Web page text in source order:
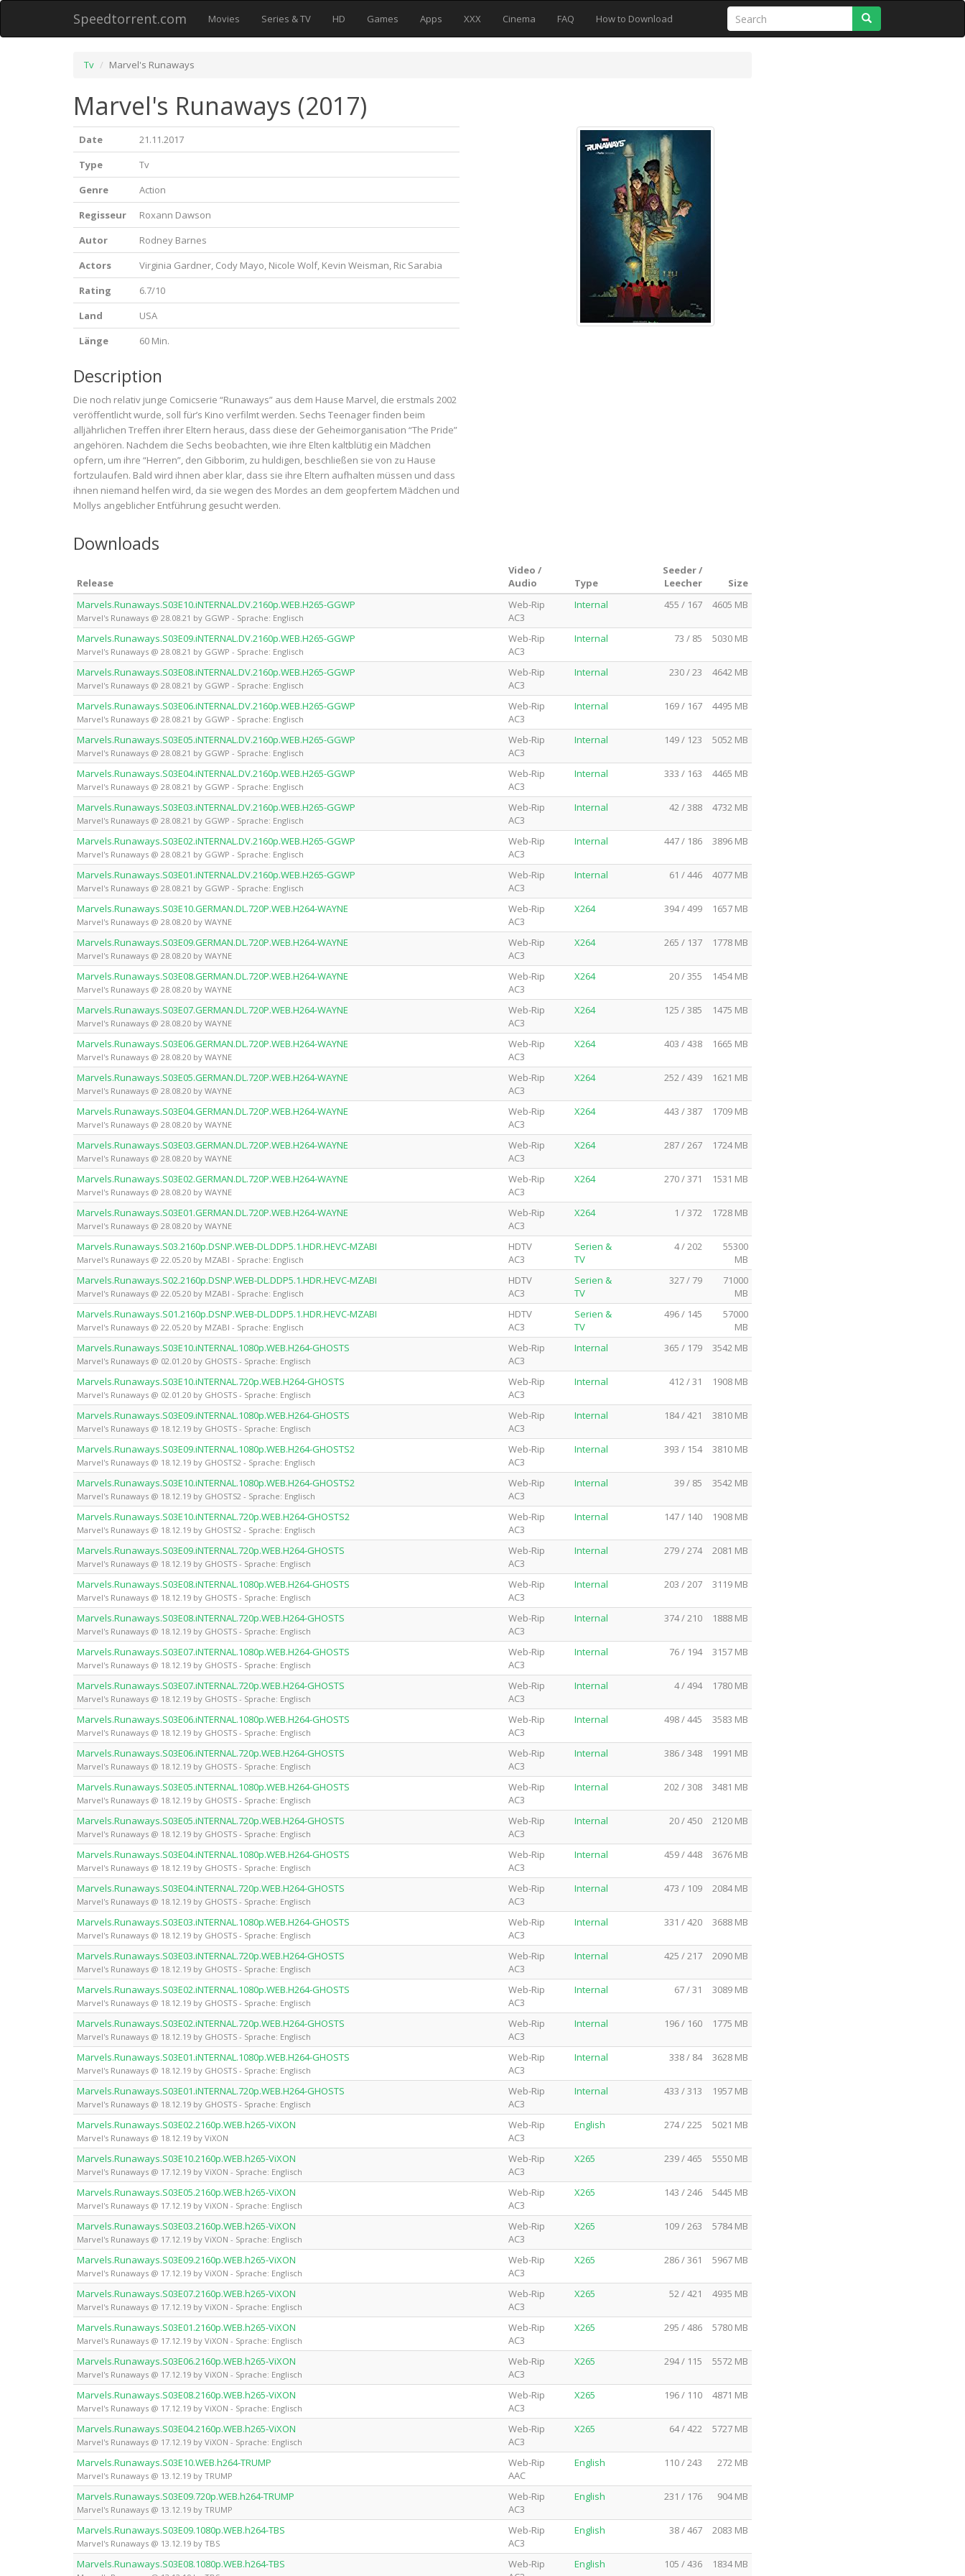
Speedtorrent.com Movies Series & TV HD Games Apps XXX Cinema FAQ How to Download
Tv Marvel's Runaways
Marvel's Runaways (2017)
Date
21.11.2017
Type
Tv
Genre
Action
Regisseur
Roxann Dawson
Autor
Rodney Barnes
Actors
Virginia Gardner, Cody Mayo, Nicole Wolf, Kevin Weisman, Ric Sarabia
Rating
6.7/10
Land
USA
Länge
60 Min.
Description
Die noch relativ junge Comicserie “Runaways” aus dem Hause Marvel, die erstmals 2002
veröffentlicht wurde, soll für’s Kino verfilmt werden. Sechs Teenager finden beim
alljährlichen Treffen ihrer Eltern heraus, dass diese der Geheimorganisation “The Pride”
angehören. Nachdem die Sechs beobachten, wie ihre Elten kaltblütig ein Mädchen
opfern, um ihre “Herren”, den Gibborim, zu huldigen, beschließen sie von zu Hause
fortzulaufen. Bald wird ihnen aber klar, dass sie ihre Eltern aufhalten müssen und dass
ihnen niemand helfen wird, da sie wegen des Mordes an dem geopfertem Mädchen und
Mollys angeblicher Entführung gesucht werden.
Downloads
Release
Video /
Audio
Type
Seeder /
Leecher
Size
Marvels.Runaways.S03E10.iNTERNAL.DV.2160p.WEB.H265-GGWP
Marvel's Runaways @ 28.08.21 by GGWP - Sprache: Englisch
Web-Rip
AC3
Internal 455 / 167 4605 MB
Marvels.Runaways.S03E09.iNTERNAL.DV.2160p.WEB.H265-GGWP
Marvel's Runaways @ 28.08.21 by GGWP - Sprache: Englisch
Web-Rip
AC3
Internal 73 / 85 5030 MB
Marvels.Runaways.S03E08.iNTERNAL.DV.2160p.WEB.H265-GGWP
Marvel's Runaways @ 28.08.21 by GGWP - Sprache: Englisch
Web-Rip
AC3
Internal 230 / 23 4642 MB
Marvels.Runaways.S03E06.iNTERNAL.DV.2160p.WEB.H265-GGWP
Marvel's Runaways @ 28.08.21 by GGWP - Sprache: Englisch
Web-Rip
AC3
Internal 169 / 167 4495 MB
Marvels.Runaways.S03E05.iNTERNAL.DV.2160p.WEB.H265-GGWP
Marvel's Runaways @ 28.08.21 by GGWP - Sprache: Englisch
Web-Rip
AC3
Internal 149 / 123 5052 MB
Marvels.Runaways.S03E04.iNTERNAL.DV.2160p.WEB.H265-GGWP
Marvel's Runaways @ 28.08.21 by GGWP - Sprache: Englisch
Web-Rip
AC3
Internal 333 / 163 4465 MB
Marvels.Runaways.S03E03.iNTERNAL.DV.2160p.WEB.H265-GGWP
Marvel's Runaways @ 28.08.21 by GGWP - Sprache: Englisch
Web-Rip
AC3
Internal 42 / 388 4732 MB
Marvels.Runaways.S03E02.iNTERNAL.DV.2160p.WEB.H265-GGWP
Marvel's Runaways @ 28.08.21 by GGWP - Sprache: Englisch
Web-Rip
AC3
Internal 447 / 186 3896 MB
Marvels.Runaways.S03E01.iNTERNAL.DV.2160p.WEB.H265-GGWP
Marvel's Runaways @ 28.08.21 by GGWP - Sprache: Englisch
Web-Rip
AC3
Internal 61 / 446 4077 MB
Marvels.Runaways.S03E10.GERMAN.DL.720P.WEB.H264-WAYNE
Marvel's Runaways @ 28.08.20 by WAYNE
Web-Rip
AC3
X264 394 / 499 1657 MB
Marvels.Runaways.S03E09.GERMAN.DL.720P.WEB.H264-WAYNE
Marvel's Runaways @ 28.08.20 by WAYNE
Web-Rip
AC3
X264 265 / 137 1778 MB
Marvels.Runaways.S03E08.GERMAN.DL.720P.WEB.H264-WAYNE
Marvel's Runaways @ 28.08.20 by WAYNE
Web-Rip
AC3
X264 20 / 355 1454 MB
Marvels.Runaways.S03E07.GERMAN.DL.720P.WEB.H264-WAYNE
Marvel's Runaways @ 28.08.20 by WAYNE
Web-Rip
AC3
X264 125 / 385 1475 MB
Marvels.Runaways.S03E06.GERMAN.DL.720P.WEB.H264-WAYNE
Marvel's Runaways @ 28.08.20 by WAYNE
Web-Rip
AC3
X264 403 / 438 1665 MB
Marvels.Runaways.S03E05.GERMAN.DL.720P.WEB.H264-WAYNE
Marvel's Runaways @ 28.08.20 by WAYNE
Web-Rip
AC3
X264 252 / 439 1621 MB
Marvels.Runaways.S03E04.GERMAN.DL.720P.WEB.H264-WAYNE
Marvel's Runaways @ 28.08.20 by WAYNE
Web-Rip
AC3
X264 443 / 387 1709 MB
Marvels.Runaways.S03E03.GERMAN.DL.720P.WEB.H264-WAYNE
Marvel's Runaways @ 28.08.20 by WAYNE
Web-Rip
AC3
X264 287 / 267 1724 MB
Marvels.Runaways.S03E02.GERMAN.DL.720P.WEB.H264-WAYNE
Marvel's Runaways @ 28.08.20 by WAYNE
Web-Rip
AC3
X264 270 / 371 1531 MB
Marvels.Runaways.S03E01.GERMAN.DL.720P.WEB.H264-WAYNE
Marvel's Runaways @ 28.08.20 by WAYNE
Web-Rip
AC3
X264 1 / 372 1728 MB
Marvels.Runaways.S03.2160p.DSNP.WEB-DL.DDP5.1.HDR.HEVC-MZABI
Marvel's Runaways @ 22.05.20 by MZABI - Sprache: Englisch
HDTV
AC3
Serien &
TV
4 / 202
55300
MB
Marvels.Runaways.S02.2160p.DSNP.WEB-DL.DDP5.1.HDR.HEVC-MZABI
Marvel's Runaways @ 22.05.20 by MZABI - Sprache: Englisch
HDTV
AC3
Serien &
TV
327 / 79
71000
MB
Marvels.Runaways.S01.2160p.DSNP.WEB-DL.DDP5.1.HDR.HEVC-MZABI
Marvel's Runaways @ 22.05.20 by MZABI - Sprache: Englisch
HDTV
AC3
Serien &
TV
496 / 145
57000
MB
Marvels.Runaways.S03E10.iNTERNAL.1080p.WEB.H264-GHOSTS
Marvel's Runaways @ 02.01.20 by GHOSTS - Sprache: Englisch
Web-Rip
AC3
Internal 365 / 179 3542 MB
Marvels.Runaways.S03E10.iNTERNAL.720p.WEB.H264-GHOSTS
Marvel's Runaways @ 02.01.20 by GHOSTS - Sprache: Englisch
Web-Rip
AC3
Internal 412 / 31 1908 MB
Marvels.Runaways.S03E09.iNTERNAL.1080p.WEB.H264-GHOSTS
Marvel's Runaways @ 18.12.19 by GHOSTS - Sprache: Englisch
Web-Rip
AC3
Internal 184 / 421 3810 MB
Marvels.Runaways.S03E09.iNTERNAL.1080p.WEB.H264-GHOSTS2
Marvel's Runaways @ 18.12.19 by GHOSTS2 - Sprache: Englisch
Web-Rip
AC3
Internal 393 / 154 3810 MB
Marvels.Runaways.S03E10.iNTERNAL.1080p.WEB.H264-GHOSTS2
Marvel's Runaways @ 18.12.19 by GHOSTS2 - Sprache: Englisch
Web-Rip
AC3
Internal 39 / 85 3542 MB
Marvels.Runaways.S03E10.iNTERNAL.720p.WEB.H264-GHOSTS2
Marvel's Runaways @ 18.12.19 by GHOSTS2 - Sprache: Englisch
Web-Rip
AC3
Internal 147 / 140 1908 MB
Marvels.Runaways.S03E09.iNTERNAL.720p.WEB.H264-GHOSTS
Marvel's Runaways @ 18.12.19 by GHOSTS - Sprache: Englisch
Web-Rip
AC3
Internal 279 / 274 2081 MB
Marvels.Runaways.S03E08.iNTERNAL.1080p.WEB.H264-GHOSTS
Marvel's Runaways @ 18.12.19 by GHOSTS - Sprache: Englisch
Web-Rip
AC3
Internal 203 / 207 3119 MB
Marvels.Runaways.S03E08.iNTERNAL.720p.WEB.H264-GHOSTS
Marvel's Runaways @ 18.12.19 by GHOSTS - Sprache: Englisch
Web-Rip
AC3
Internal 374 / 210 1888 MB
Marvels.Runaways.S03E07.iNTERNAL.1080p.WEB.H264-GHOSTS
Marvel's Runaways @ 18.12.19 by GHOSTS - Sprache: Englisch
Web-Rip
AC3
Internal 76 / 194 3157 MB
Marvels.Runaways.S03E07.iNTERNAL.720p.WEB.H264-GHOSTS
Marvel's Runaways @ 18.12.19 by GHOSTS - Sprache: Englisch
Web-Rip
AC3
Internal 4 / 494 1780 MB
Marvels.Runaways.S03E06.iNTERNAL.1080p.WEB.H264-GHOSTS
Marvel's Runaways @ 18.12.19 by GHOSTS - Sprache: Englisch
Web-Rip
AC3
Internal 498 / 445 3583 MB
Marvels.Runaways.S03E06.iNTERNAL.720p.WEB.H264-GHOSTS
Marvel's Runaways @ 18.12.19 by GHOSTS - Sprache: Englisch
Web-Rip
AC3
Internal 386 / 348 1991 MB
Marvels.Runaways.S03E05.iNTERNAL.1080p.WEB.H264-GHOSTS
Marvel's Runaways @ 18.12.19 by GHOSTS - Sprache: Englisch
Web-Rip
AC3
Internal 202 / 308 3481 MB
Marvels.Runaways.S03E05.iNTERNAL.720p.WEB.H264-GHOSTS
Marvel's Runaways @ 18.12.19 by GHOSTS - Sprache: Englisch
Web-Rip
AC3
Internal 20 / 450 2120 MB
Marvels.Runaways.S03E04.iNTERNAL.1080p.WEB.H264-GHOSTS
Marvel's Runaways @ 18.12.19 by GHOSTS - Sprache: Englisch
Web-Rip
AC3
Internal 459 / 448 3676 MB
Marvels.Runaways.S03E04.iNTERNAL.720p.WEB.H264-GHOSTS
Marvel's Runaways @ 18.12.19 by GHOSTS - Sprache: Englisch
Web-Rip
AC3
Internal 473 / 109 2084 MB
Marvels.Runaways.S03E03.iNTERNAL.1080p.WEB.H264-GHOSTS
Marvel's Runaways @ 18.12.19 by GHOSTS - Sprache: Englisch
Web-Rip
AC3
Internal 331 / 420 3688 MB
Marvels.Runaways.S03E03.iNTERNAL.720p.WEB.H264-GHOSTS
Marvel's Runaways @ 18.12.19 by GHOSTS - Sprache: Englisch
Web-Rip
AC3
Internal 425 / 217 2090 MB
Marvels.Runaways.S03E02.iNTERNAL.1080p.WEB.H264-GHOSTS
Marvel's Runaways @ 18.12.19 by GHOSTS - Sprache: Englisch
Web-Rip
AC3
Internal 67 / 31 3089 MB
Marvels.Runaways.S03E02.iNTERNAL.720p.WEB.H264-GHOSTS
Marvel's Runaways @ 18.12.19 by GHOSTS - Sprache: Englisch
Web-Rip
AC3
Internal 196 / 160 1775 MB
Marvels.Runaways.S03E01.iNTERNAL.1080p.WEB.H264-GHOSTS
Marvel's Runaways @ 18.12.19 by GHOSTS - Sprache: Englisch
Web-Rip
AC3
Internal 338 / 84 3628 MB
Marvels.Runaways.S03E01.iNTERNAL.720p.WEB.H264-GHOSTS
Marvel's Runaways @ 18.12.19 by GHOSTS - Sprache: Englisch
Web-Rip
AC3
Internal 433 / 313 1957 MB
Marvels.Runaways.S03E02.2160p.WEB.h265-ViXON
Marvel's Runaways @ 18.12.19 by ViXON
Web-Rip
AC3
English 274 / 225 5021 MB
Marvels.Runaways.S03E10.2160p.WEB.h265-ViXON
Marvel's Runaways @ 17.12.19 by ViXON - Sprache: Englisch
Web-Rip
AC3
X265 239 / 465 5550 MB
Marvels.Runaways.S03E05.2160p.WEB.h265-ViXON
Marvel's Runaways @ 17.12.19 by ViXON - Sprache: Englisch
Web-Rip
AC3
X265 143 / 246 5445 MB
Marvels.Runaways.S03E03.2160p.WEB.h265-ViXON
Marvel's Runaways @ 17.12.19 by ViXON - Sprache: Englisch
Web-Rip
AC3
X265 109 / 263 5784 MB
Marvels.Runaways.S03E09.2160p.WEB.h265-ViXON
Marvel's Runaways @ 17.12.19 by ViXON - Sprache: Englisch
Web-Rip
AC3
X265 286 / 361 5967 MB
Marvels.Runaways.S03E07.2160p.WEB.h265-ViXON
Marvel's Runaways @ 17.12.19 by ViXON - Sprache: Englisch
Web-Rip
AC3
X265 52 / 421 4935 MB
Marvels.Runaways.S03E01.2160p.WEB.h265-ViXON
Marvel's Runaways @ 17.12.19 by ViXON - Sprache: Englisch
Web-Rip
AC3
X265 295 / 486 5780 MB
Marvels.Runaways.S03E06.2160p.WEB.h265-ViXON
Marvel's Runaways @ 17.12.19 by ViXON - Sprache: Englisch
Web-Rip
AC3
X265 294 / 115 5572 MB
Marvels.Runaways.S03E08.2160p.WEB.h265-ViXON
Marvel's Runaways @ 17.12.19 by ViXON - Sprache: Englisch
Web-Rip
AC3
X265 196 / 110 4871 MB
Marvels.Runaways.S03E04.2160p.WEB.h265-ViXON
Marvel's Runaways @ 17.12.19 by ViXON - Sprache: Englisch
Web-Rip
AC3
X265 64 / 422 5727 MB
Marvels.Runaways.S03E10.WEB.h264-TRUMP
Marvel's Runaways @ 13.12.19 by TRUMP
Web-Rip
AAC
English 110 / 243 272 MB
Marvels.Runaways.S03E09.720p.WEB.h264-TRUMP
Marvel's Runaways @ 13.12.19 by TRUMP
Web-Rip
AC3
English 231 / 176 904 MB
Marvels.Runaways.S03E09.1080p.WEB.h264-TBS
Marvel's Runaways @ 13.12.19 by TBS
Web-Rip
AC3
English 38 / 467 2083 MB
Marvels.Runaways.S03E08.1080p.WEB.h264-TBS
Web-Rip
English 105 / 436 1834 MB